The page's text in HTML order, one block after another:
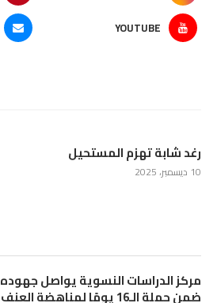
YOUTUBE
رغد شابة تهزم المستحيل
10 ديسمبر، 2025
مركز الدراسات النسوية يواصل جهوده
ضمن حملة الـ16 يومًا لمناهضة العنف